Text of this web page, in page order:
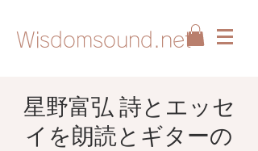
Wisdomsound.net
星野富弘 詩とエッセ
イを朗読とギターの